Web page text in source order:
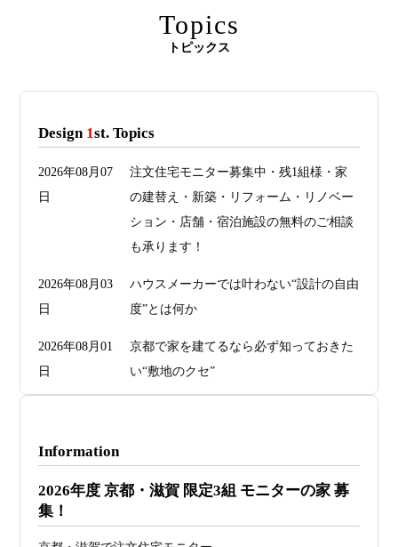
Topics
トピックス
Design 1st. Topics
2026年08月07
日
注文住宅モニター募集中・残1組様・家
の建替え・新築・リフォーム・リノベー
ション・店舗・宿泊施設の無料のご相談
も承ります！
2026年08月03
日
ハウスメーカーでは叶わない“設計の自由
度”とは何か
2026年08月01
日
京都で家を建てるなら必ず知っておきた
い“敷地のクセ”
2026年07月26
日
予算オーバーを防ぐ方法 ― デザインフ
ァーススト一級建築士事務所が考える“設
Information
2026年度 京都・滋賀 限定3組 モニターの家 募
集！